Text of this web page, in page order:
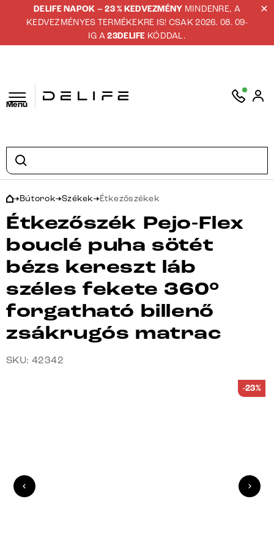
DELIFE NAPOK – 23 % KEDVEZMÉNY MINDENRE, A
KEDVEZMÉNYES TERMÉKEKRE IS! CSAK 2026. 08. 09-
IG A23DELIFE KÓDDAL.
Menü
Bútorok Székek Étkezőszékek
Étkezőszék Pejo-Flex
bouclé puha sötét
bézs kereszt láb
széles fekete 360°
forgatható billenő
zsákrugós matrac
SKU: 42342
-23%